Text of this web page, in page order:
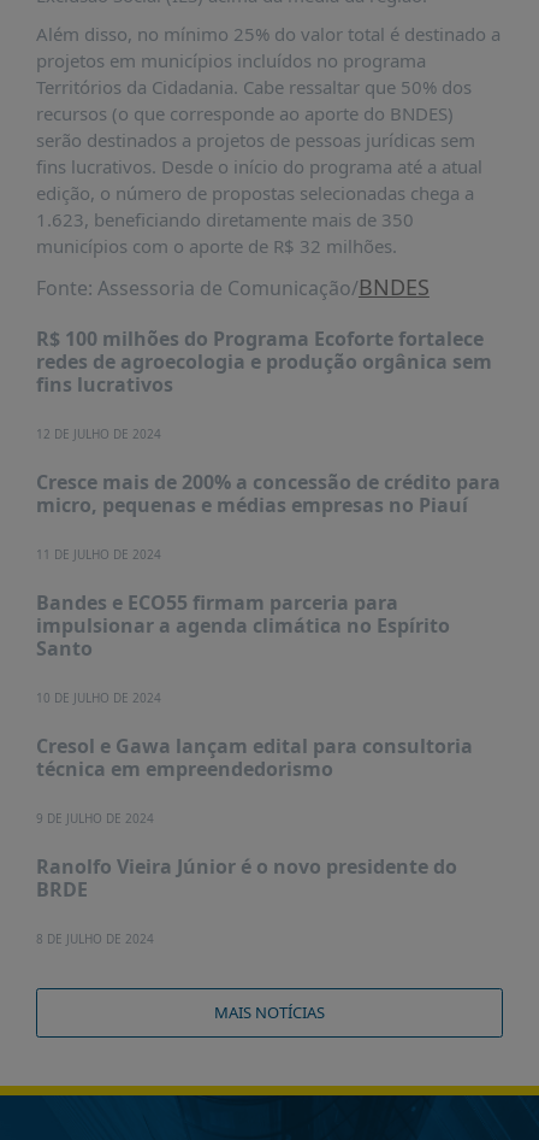
Além disso, no mínimo 25% do valor total é destinado a
projetos em municípios incluídos no programa
Territórios da Cidadania. Cabe ressaltar que 50% dos
recursos (o que corresponde ao aporte do BNDES)
serão destinados a projetos de pessoas jurídicas sem
fins lucrativos. Desde o início do programa até a atual
edição, o número de propostas selecionadas chega a
1.623, beneficiando diretamente mais de 350
municípios com o aporte de R$ 32 milhões.
Fonte: Assessoria de Comunicação/BNDES
R$ 100 milhões do Programa Ecoforte fortalece
redes de agroecologia e produção orgânica sem
fins lucrativos
12 DE JULHO DE 2024
Cresce mais de 200% a concessão de crédito para
micro, pequenas e médias empresas no Piauí
11 DE JULHO DE 2024
Bandes e ECO55 firmam parceria para
impulsionar a agenda climática no Espírito
Santo
10 DE JULHO DE 2024
Cresol e Gawa lançam edital para consultoria
técnica em empreendedorismo
9 DE JULHO DE 2024
Ranolfo Vieira Júnior é o novo presidente do
BRDE
8 DE JULHO DE 2024
MAIS NOTÍCIAS